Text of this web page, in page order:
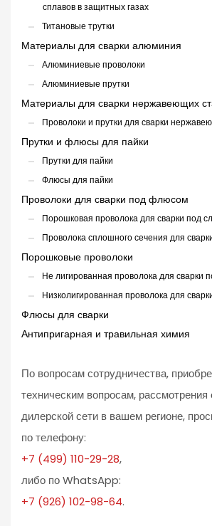
сплавов в защитных газах
Титановые трутки
Материалы для сварки алюминия
Алюминиевые проволоки
Алюминиевые прутки
Материалы для сварки нержавеющих
Проволоки и прутки для сварки
Прутки и флюсы для пайки
Прутки для пайки
Флюсы для пайки
Проволоки для сварки под флюсом
Порошковая проволока для сварки под
Проволока сплошного сечения для
Порошковые проволоки
Не лигированная проволока для сварки
Низколигированная проволока для
Флюсы для сварки
Антипригарная и травильная химия
По вопросам сотрудничества,
техническим вопросам, рассмотрения
дилерской сети в вашем регионе,
по телефону:
+7 (499) 110-29-28,
либо по WhatsApp:
+7 (926) 102-98-64.